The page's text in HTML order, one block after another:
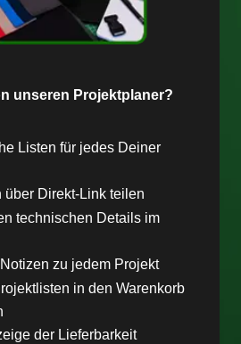
unseren Projektplaner?
Listen für jedes Deiner
über Direkt-Link teilen
technischen Details im
zu jedem Projekt
in den Warenkorb
der Lieferbarkeit